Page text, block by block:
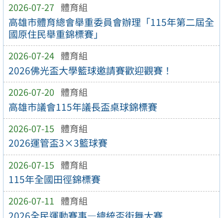
2026-07-27 體育組
高雄市體育總會舉重委員會辦理「115年第二屆全
國原住民舉重錦標賽」
2026-07-24 體育組
2026佛光盃大學籃球邀請賽歡迎觀賽！
2026-07-20 體育組
高雄市議會115年議長盃桌球錦標賽
2026-07-15 體育組
2026運管盃3×3籃球賽
2026-07-15 體育組
115年全國田徑錦標賽
2026-07-11 體育組